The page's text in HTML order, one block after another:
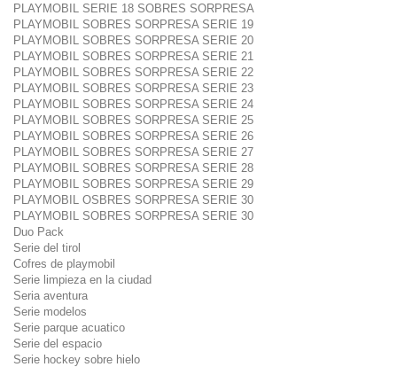
PLAYMOBIL SERIE 18 SOBRES SORPRESA
PLAYMOBIL SOBRES SORPRESA SERIE 19
PLAYMOBIL SOBRES SORPRESA SERIE 20
PLAYMOBIL SOBRES SORPRESA SERIE 21
PLAYMOBIL SOBRES SORPRESA SERIE 22
PLAYMOBIL SOBRES SORPRESA SERIE 23
PLAYMOBIL SOBRES SORPRESA SERIE 24
PLAYMOBIL SOBRES SORPRESA SERIE 25
PLAYMOBIL SOBRES SORPRESA SERIE 26
PLAYMOBIL SOBRES SORPRESA SERIE 27
PLAYMOBIL SOBRES SORPRESA SERIE 28
PLAYMOBIL SOBRES SORPRESA SERIE 29
PLAYMOBIL OSBRES SORPRESA SERIE 30
PLAYMOBIL SOBRES SORPRESA SERIE 30
Duo Pack
Serie del tirol
Cofres de playmobil
Serie limpieza en la ciudad
Seria aventura
Serie modelos
Serie parque acuatico
Serie del espacio
Serie hockey sobre hielo